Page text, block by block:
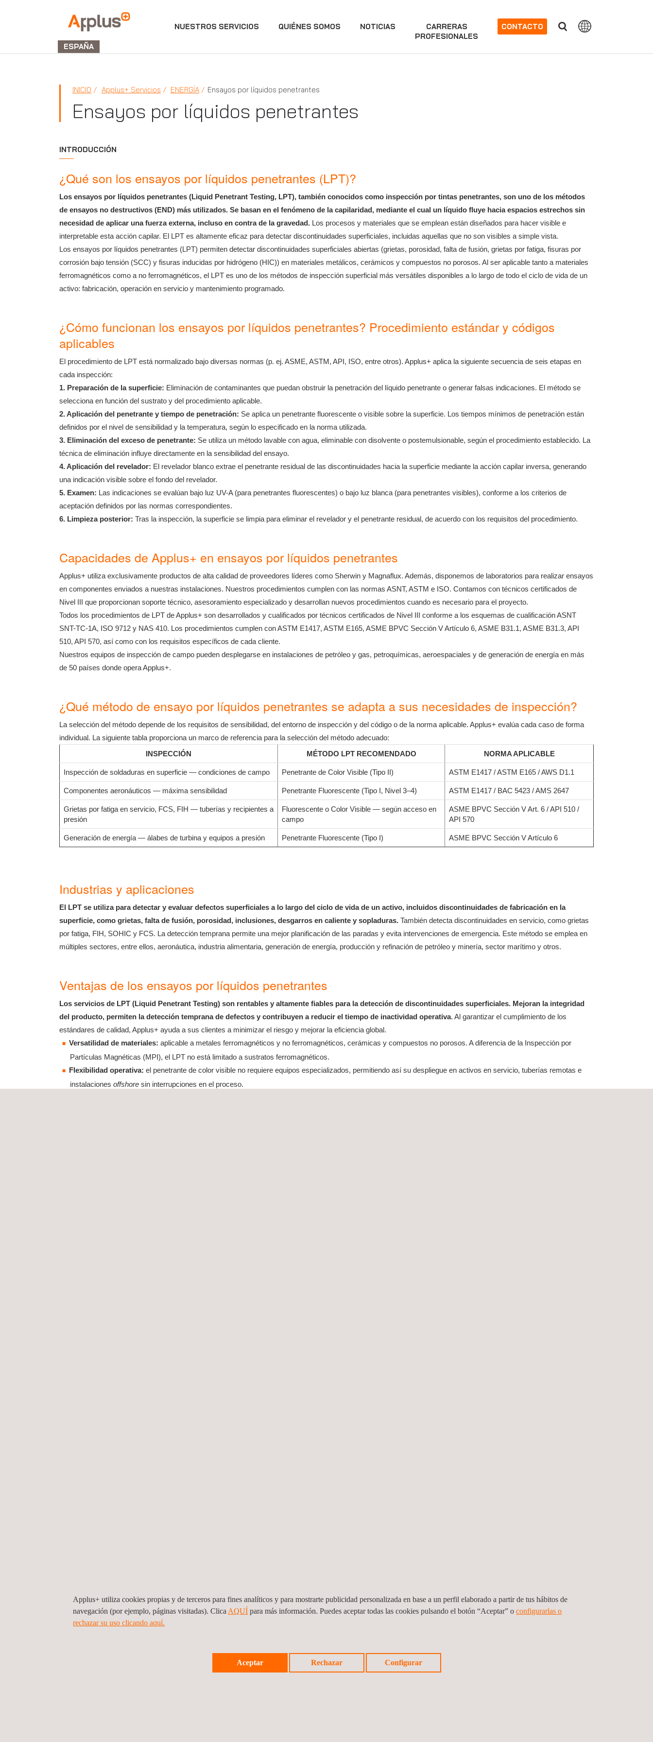
Applus+
GROUP
ESPAÑA
NUESTROS SERVICIOS QUIÉNES SOMOS NOTICIAS
CARRERAS
PROFESIONALES
CONTACTO
INICIO Applus+ Servicios ENERGÍA Ensayos por líquidos penetrantes
Ensayos por líquidos penetrantes
INTRODUCCIÓN
¿Qué son los ensayos por líquidos penetrantes (LPT)?
Los ensayos por líquidos penetrantes (Liquid Penetrant Testing, LPT), también conocidos como inspección por tintas penetrantes, son uno de los métodos
de ensayos no destructivos (END) más utilizados. Se basan en el fenómeno de la capilaridad, mediante el cual un líquido fluye hacia espacios estrechos sin
necesidad de aplicar una fuerza externa, incluso en contra de la gravedad. Los procesos y materiales que se emplean están diseñados para hacer visible e
interpretable esta acción capilar. El LPT es altamente eficaz para detectar discontinuidades superficiales, incluidas aquellas que no son visibles a simple vista.
Los ensayos por líquidos penetrantes (LPT) permiten detectar discontinuidades superficiales abiertas (grietas, porosidad, falta de fusión, grietas por fatiga, fisuras por
corrosión bajo tensión (SCC) y fisuras inducidas por hidrógeno (HIC)) en materiales metálicos, cerámicos y compuestos no porosos. Al ser aplicable tanto a materiales
ferromagnéticos como a no ferromagnéticos, el LPT es uno de los métodos de inspección superficial más versátiles disponibles a lo largo de todo el ciclo de vida de un
activo: fabricación, operación en servicio y mantenimiento programado.
¿Cómo funcionan los ensayos por líquidos penetrantes? Procedimiento estándar y códigos
aplicables
El procedimiento de LPT está normalizado bajo diversas normas (p. ej. ASME, ASTM, API, ISO, entre otros). Applus+ aplica la siguiente secuencia de seis etapas en
cada inspección:
1. Preparación de la superficie: Eliminación de contaminantes que puedan obstruir la penetración del líquido penetrante o generar falsas indicaciones. El método se
selecciona en función del sustrato y del procedimiento aplicable.
2. Aplicación del penetrante y tiempo de penetración: Se aplica un penetrante fluorescente o visible sobre la superficie. Los tiempos mínimos de penetración están
definidos por el nivel de sensibilidad y la temperatura, según lo especificado en la norma utilizada.
3. Eliminación del exceso de penetrante: Se utiliza un método lavable con agua, eliminable con disolvente o postemulsionable, según el procedimiento establecido. La
técnica de eliminación influye directamente en la sensibilidad del ensayo.
4. Aplicación del revelador: El revelador blanco extrae el penetrante residual de las discontinuidades hacia la superficie mediante la acción capilar inversa, generando
una indicación visible sobre el fondo del revelador.
5. Examen: Las indicaciones se evalúan bajo luz UV-A (para penetrantes fluorescentes) o bajo luz blanca (para penetrantes visibles), conforme a los criterios de
aceptación definidos por las normas correspondientes.
6. Limpieza posterior: Tras la inspección, la superficie se limpia para eliminar el revelador y el penetrante residual, de acuerdo con los requisitos del procedimiento.
Capacidades de Applus+ en ensayos por líquidos penetrantes
Applus+ utiliza exclusivamente productos de alta calidad de proveedores líderes como Sherwin y Magnaflux. Además, disponemos de laboratorios para realizar ensayos
en componentes enviados a nuestras instalaciones. Nuestros procedimientos cumplen con las normas ASNT, ASTM e ISO. Contamos con técnicos certificados de
Nivel III que proporcionan soporte técnico, asesoramiento especializado y desarrollan nuevos procedimientos cuando es necesario para el proyecto.
Todos los procedimientos de LPT de Applus+ son desarrollados y cualificados por técnicos certificados de Nivel III conforme a los esquemas de cualificación ASNT
SNT-TC-1A, ISO 9712 y NAS 410. Los procedimientos cumplen con ASTM E1417, ASTM E165, ASME BPVC Sección V Artículo 6, ASME B31.1, ASME B31.3, API
510, API 570, así como con los requisitos específicos de cada cliente.
Nuestros equipos de inspección de campo pueden desplegarse en instalaciones de petróleo y gas, petroquímicas, aeroespaciales y de generación de energía en más
de 50 países donde opera Applus+.
¿Qué método de ensayo por líquidos penetrantes se adapta a sus necesidades de inspección?
La selección del método depende de los requisitos de sensibilidad, del entorno de inspección y del código o de la norma aplicable. Applus+ evalúa cada caso de forma
individual. La siguiente tabla proporciona un marco de referencia para la selección del método adecuado:
INSPECCIÓN
MÉTODO LPT RECOMENDADO NORMA APLICABLE
Inspección de soldaduras en superficie — condiciones de campo Penetrante de Color Visible (Tipo II) ASTM E1417 / ASTM E165 / AWS D1.1
Componentes aeronáuticos — máxima sensibilidad Penetrante Fluorescente (Tipo I, Nivel 3–4) ASTM E1417 / BAC 5423 / AMS 2647
Grietas por fatiga en servicio, FCS, FIH — tuberías y recipientes a
presión
Fluorescente o Color Visible — según acceso en
campo
ASME BPVC Sección V Art. 6 / API 510 /
API 570
Generación de energía — álabes de turbina y equipos a presión Penetrante Fluorescente (Tipo I) ASME BPVC Sección V Artículo 6
Industrias y aplicaciones
El LPT se utiliza para detectar y evaluar defectos superficiales a lo largo del ciclo de vida de un activo, incluidos discontinuidades de fabricación en la
superficie, como grietas, falta de fusión, porosidad, inclusiones, desgarros en caliente y sopladuras. También detecta discontinuidades en servicio, como grietas
por fatiga, FIH, SOHIC y FCS. La detección temprana permite una mejor planificación de las paradas y evita intervenciones de emergencia. Este método se emplea en
múltiples sectores, entre ellos, aeronáutica, industria alimentaria, generación de energía, producción y refinación de petróleo y minería, sector marítimo y otros.
Ventajas de los ensayos por líquidos penetrantes
Los servicios de LPT (Liquid Penetrant Testing) son rentables y altamente fiables para la detección de discontinuidades superficiales. Mejoran la integridad
del producto, permiten la detección temprana de defectos y contribuyen a reducir el tiempo de inactividad operativa. Al garantizar el cumplimiento de los
estándares de calidad, Applus+ ayuda a sus clientes a minimizar el riesgo y mejorar la eficiencia global.
Versatilidad de materiales: aplicable a metales ferromagnéticos y no ferromagnéticos, cerámicas y compuestos no porosos. A diferencia de la Inspección por
Partículas Magnéticas (MPI), el LPT no está limitado a sustratos ferromagnéticos.
Flexibilidad operativa: el penetrante de color visible no requiere equipos especializados, permitiendo así su despliegue en activos en servicio, tuberías remotas e
instalaciones offshore sin interrupciones en el proceso.
SOLICITE PRESUPUESTO
Applus+ utiliza cookies propias y de terceros para fines analíticos y para mostrarte publicidad personalizada en base a un perfil elaborado a partir de tus hábitos de
navegación (por ejemplo, páginas visitadas). Clica AQUÍ para más información. Puedes aceptar todas las cookies pulsando el botón “Aceptar” oconfigurarlas o
rechazar su uso clicando aquí.
Aceptar Rechazar Configurar